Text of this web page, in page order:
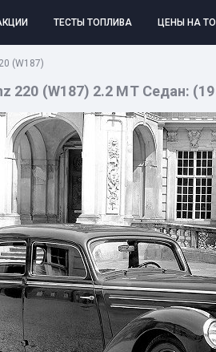
ТЕСТЫ ТОПЛИВА ЦЕНЫ НА
(W187)
220 (W187) 2.2 MT Седан: